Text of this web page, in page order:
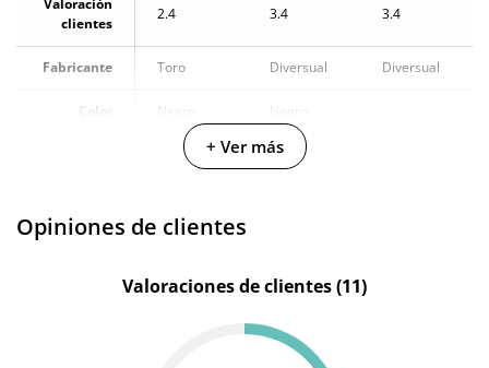
Valoración
clientes
2.4 3.4 3.4
Fabricante Toro Diversual Diversual
Color Negro Negro
Silicona Silicona
al agua
sumergible
+ Ver más
Opiniones de clientes
Valoraciones de clientes (11)